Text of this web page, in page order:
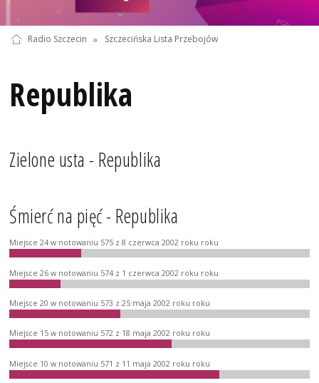
Radio Szczecin » Szczecińska Lista Przebojów
Republika
Zielone usta - Republika
Śmierć na pięć - Republika
Miejsce 24 w notowaniu 575 z 8 czerwca 2002 roku roku
Miejsce 26 w notowaniu 574 z 1 czerwca 2002 roku roku
Miejsce 20 w notowaniu 573 z 25 maja 2002 roku roku
Miejsce 15 w notowaniu 572 z 18 maja 2002 roku roku
Miejsce 10 w notowaniu 571 z 11 maja 2002 roku roku